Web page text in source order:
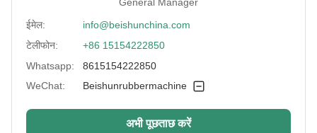
Usage: वल्केनाइजिंग रबर उत्पाद
Working Table: दोहरी परत
Heaing Plates:
General Manager
ईमेल:
info@beishunchina.com
टेलीफोन:
+86 15154222850
Whatsapp:
8615154222850
WeChat:
Beishunrubbermachine
अभी पूछताछ करें